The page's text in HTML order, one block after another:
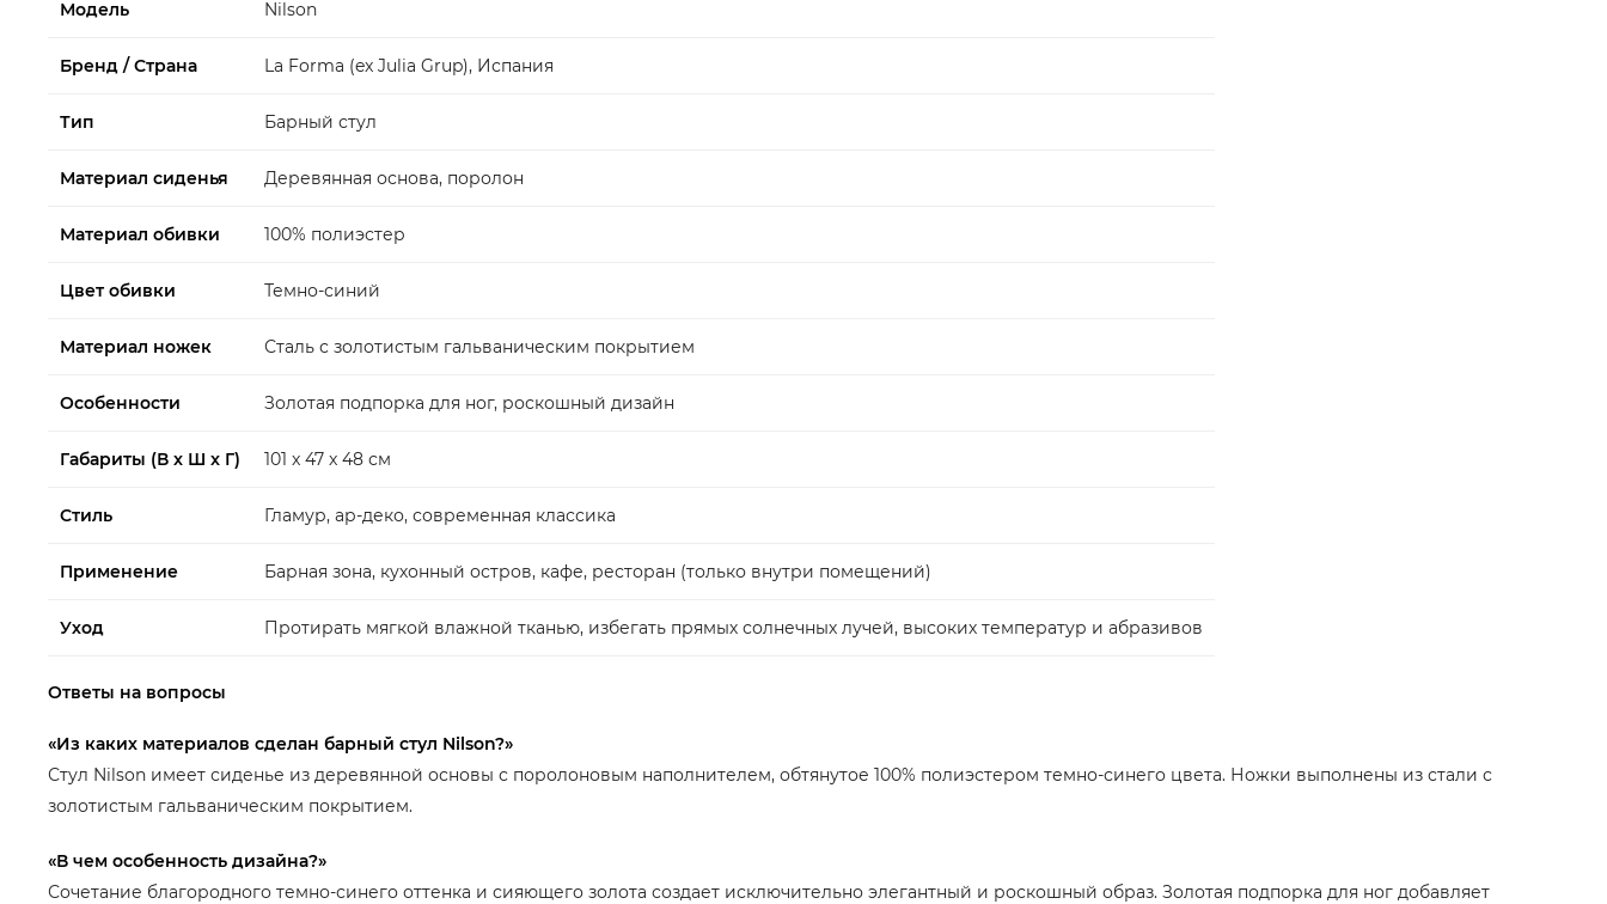
Модель Nilson
Бренд / Страна La Forma (ex Julia Grup), Испания
Тип Барный стул
Материал сиденья Деревянная основа, поролон
Материал обивки 100% полиэстер
Цвет обивки Темно-синий
Материал ножек Сталь с золотистым гальваническим покрытием
Особенности Золотая подпорка для ног, роскошный дизайн
Габариты (В x Ш x Г) 101 x 47 x 48 см
Стиль Гламур, ар-деко, современная классика
Применение Барная зона, кухонный остров, кафе, ресторан (только внутри помещений)
Уход Протирать мягкой влажной тканью, избегать прямых солнечных лучей, высоких температур и абразивов
Ответы на вопросы
«Из каких материалов сделан барный стул Nilson?»
Стул Nilson имеет сиденье из деревянной основы с поролоновым наполнителем, обтянутое 100% полиэстером темно-синего цвета. Ножки выполнены из стали с
золотистым гальваническим покрытием.
«В чем особенность дизайна?»
Сочетание благородного темно-синего оттенка и сияющего золота создает исключительно элегантный и роскошный образ. Золотая подпорка для ног добавляет